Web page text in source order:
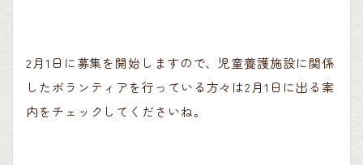
2月1日に募集を開始しますので、児童養護施設に関係
したボランティアを行っている方々は2月1日に出る案
内をチェックしてくださいね。